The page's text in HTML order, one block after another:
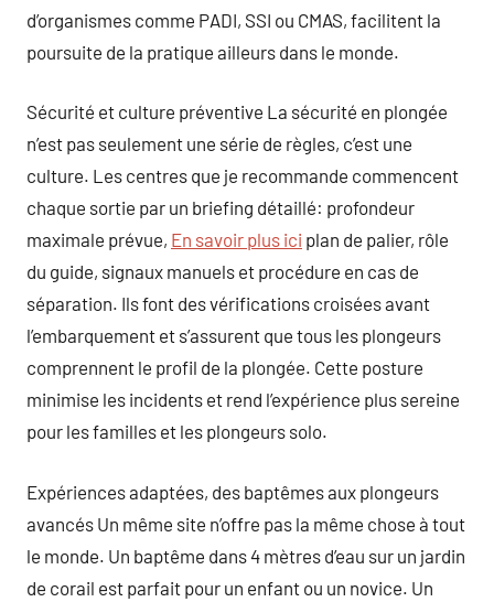
d’organismes comme PADI, SSI ou CMAS, facilitent la
poursuite de la pratique ailleurs dans le monde.
Sécurité et culture préventive La sécurité en plongée
n’est pas seulement une série de règles, c’est une
culture. Les centres que je recommande commencent
chaque sortie par un briefing détaillé: profondeur
maximale prévue, En savoir plus ici plan de palier, rôle
du guide, signaux manuels et procédure en cas de
séparation. Ils font des vérifications croisées avant
l’embarquement et s’assurent que tous les plongeurs
comprennent le profil de la plongée. Cette posture
minimise les incidents et rend l’expérience plus sereine
pour les familles et les plongeurs solo.
Expériences adaptées, des baptêmes aux plongeurs
avancés Un même site n’offre pas la même chose à tout
le monde. Un baptême dans 4 mètres d’eau sur un jardin
de corail est parfait pour un enfant ou un novice. Un